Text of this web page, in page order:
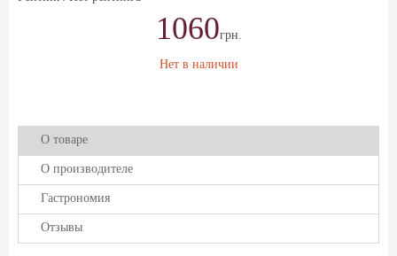
1060грн.
Нет в наличии
О товаре
О производителе
Гастрономия
Отзывы